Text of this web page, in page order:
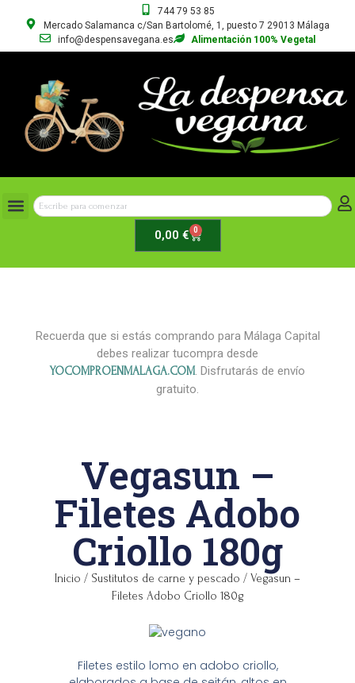
744 79 53 85
Mercado Salamanca c/San Bartolomé, 1, puesto 7 29013 Málaga
info@despensavegana.es
Alimentación 100% Vegetal
0,00 € 0
Recuerda que si estás comprando para Málaga Capital
debes realizar tucompra desde
YOCOMPROENMALAGA.COM. Disfrutarás de envío
gratuito.
Vegasun –
Filetes Adobo
Criollo 180g
Inicio / Sustitutos de carne y pescado / Vegasun –
Filetes Adobo Criollo 180g
Filetes estilo lomo en adobo criollo,